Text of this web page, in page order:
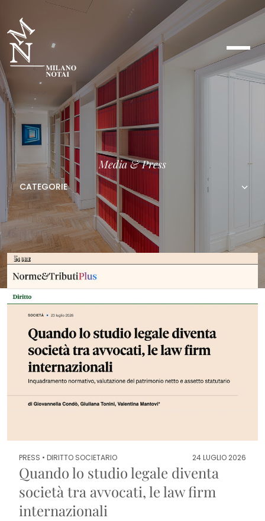
Media & Press
CATEGORIE
PRESS • DIRITTO SOCIETARIO 24 LUGLIO 2026
Quando lo studio legale diventa
società tra avvocati, le law firm
internazionali